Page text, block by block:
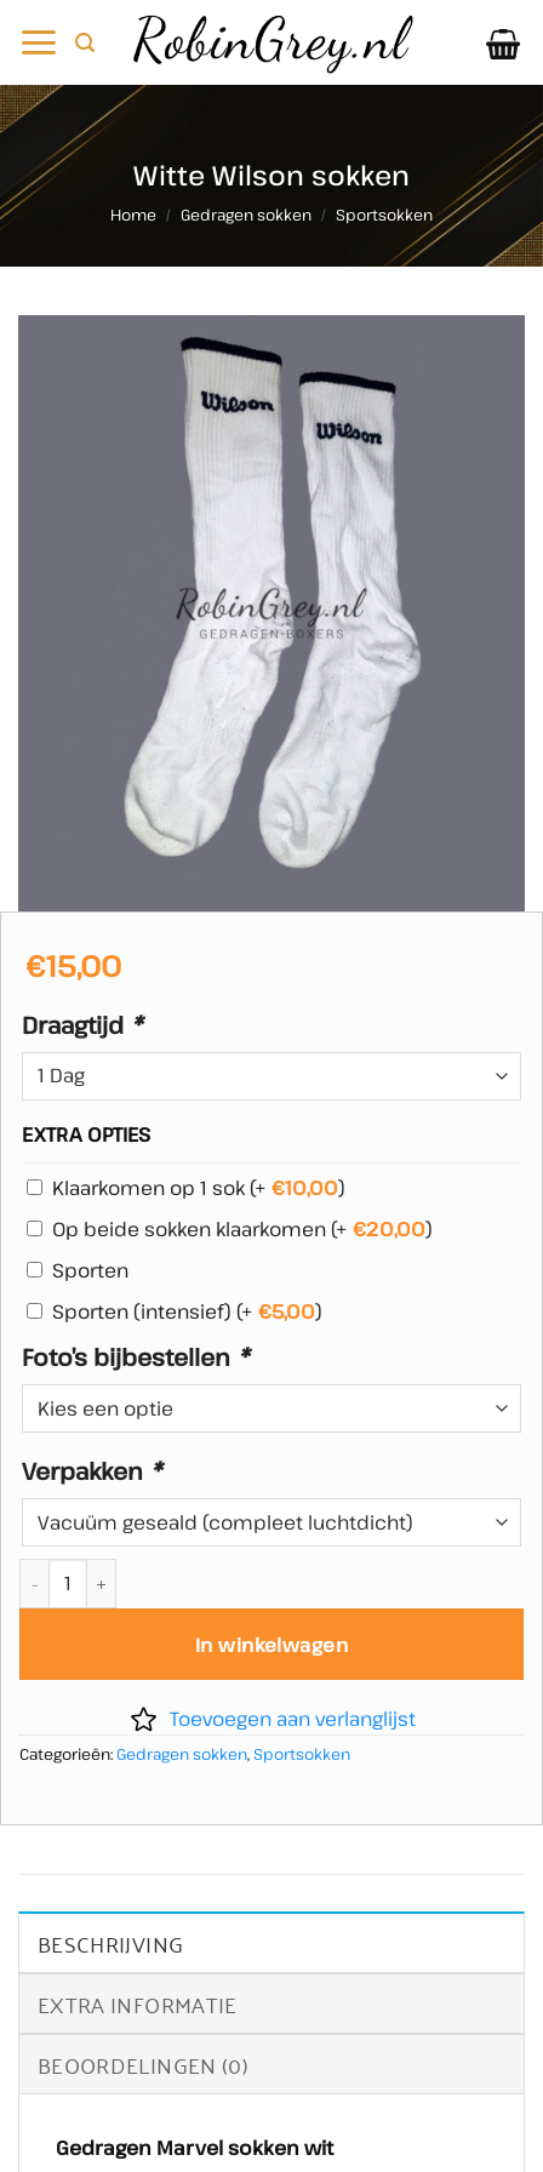
naar
Witte Wilson sokken
Home / Gedragen sokken / Sportsokken
€15,00
Draagtijd *
EXTRA OPTIES
Klaarkomen op 1 sok (+ €10,00)
Op beide sokken klaarkomen (+ €20,00)
Sporten
Sporten (intensief) (+ €5,00)
Foto’s bijbestellen *
Verpakken *
Witte Wilson sokken aantal
In winkelwagen
Toevoegen aan verlanglijst
Categorieën:Gedragen sokken,Sportsokken
BESCHRIJVING
EXTRA INFORMATIE
BEOORDELINGEN (0)
Gedragen Marvel sokken wit